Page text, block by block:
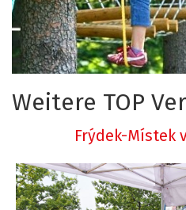
Weitere TOP
Frýdek-Místek